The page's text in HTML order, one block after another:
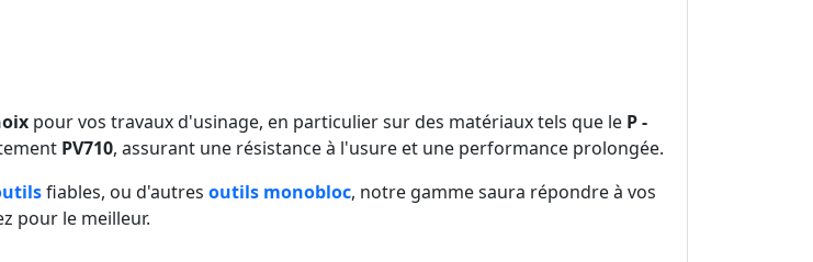
pour vos travaux d'usinage, en particulier sur des matériaux tels que le P -
PV710, assurant une résistance à l'usure et une performance prolongée.
fiables, ou d'autres outils monobloc, notre gamme saura répondre à vos
pour le meilleur.